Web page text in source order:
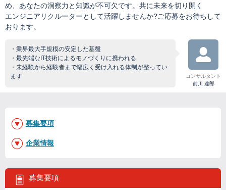
め、あなたの洞察力と知識が不可欠です。共に未来を切り開く
エンジニアリクルーターとして活躍しませんか?ご応募をお待ちして
おります。
・業界最大手規模の安定した基盤
・最先端なIT技術によるモノづくりに携われる
・未経験から経験者まで幅広く受け入れる体制が整ってい
ます
コンサルタント
前川 達郎
募集要項
募集要項
企業情報